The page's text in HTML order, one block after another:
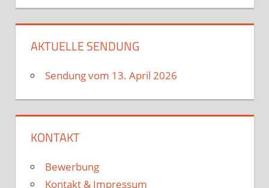
AKTUELLE SENDUNG
Sendung vom 13. April 2026
KONTAKT
Bewerbung
Kontakt & Impressum